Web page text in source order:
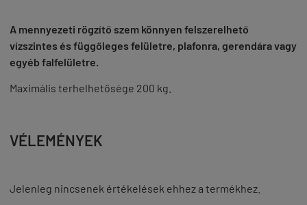
A mennyezeti rögzítő szem könnyen felszerelhető
vízszintes és függőleges felületre, plafonra, gerendára vagy
egyéb falfelületre.
Maximális terhelhetősége 200 kg.
VÉLEMÉNYEK
Jelenleg nincsenek értékelések ehhez a termékhez.